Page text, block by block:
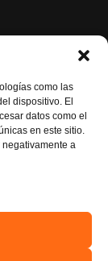
como las
dispositivo. El
datos como el
en este sitio.
negativamente a
Alaquàs,
84